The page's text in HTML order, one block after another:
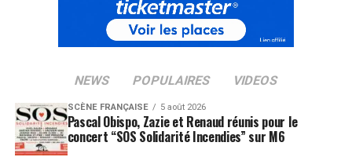
NEWS POPULAIRES VIDEOS
SCÈNE FRANÇAISE 5 août 2026
Pascal Obispo, Zazie et Renaud réunis pour le
concert “SOS Solidarité Incendies” sur M6